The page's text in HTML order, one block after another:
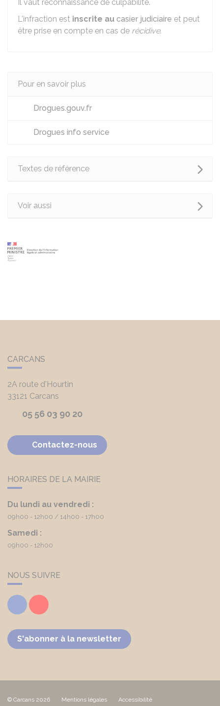
Il vaut reconnaissance de culpabilité.
L'infraction est inscrite au casier judiciaire et peut
être prise en compte en cas de récidive.
Pour en savoir plus
Drogues.gouv.fr
Drogues info service
Textes de référence
Voir aussi
CARCANS
2A route d'Hourtin
33121 Carcans
05 56 03 90 20
Contactez-nous
HORAIRES DE LA MAIRIE
Du lundi au vendredi :
09h00 - 12h00 14h00 - 17h00
Samedi :
09h00 - 12h00
NOUS SUIVRE
FacebookYoutube
S'abonner à la newsletter
© Carcans 2026 Mentions légales Accessibilité